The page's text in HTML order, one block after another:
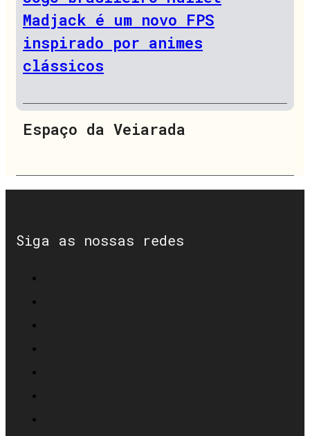
Madjack é um novo FPS
inspirado por animes
clássicos
Espaço da Veiarada
Siga as nossas redes